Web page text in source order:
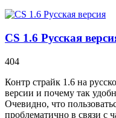
CS 1.6 Русская
404
Контр страйк 1.6 на
версии и почему так
Очевидно, что
проблематично в связи с